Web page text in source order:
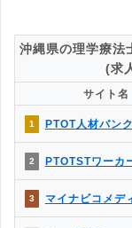
MC-介護のお仕事
ミラクス介護
8
介護JJ（介護ジ
ブ）
ウントしました。
求人数ランキ
沖縄県の理学療法
(求
サイト名
1 PTOT人材バンク
2 PTOTSTワーカ
3 マイナビコメデ